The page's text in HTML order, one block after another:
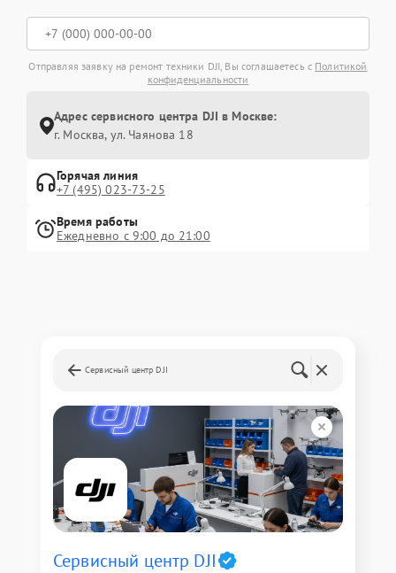
Отправляя заявку на ремонт техники DJI, Вы соглашаетесь с Политикой
конфиденциальности
Адрес сервисного центра DJI в Москве:
г. Москва, ул. Чаянова 18
Горячая линия
+7 (495) 023-73-25
Время работы
Ежедневно с 9:00 до 21:00
Сервисный центр DJI
Сервисный центр DJI